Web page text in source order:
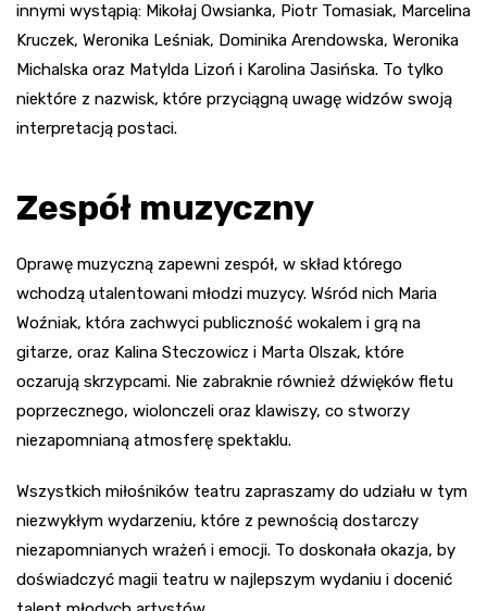
innymi wystąpią: Mikołaj Owsianka, Piotr Tomasiak, Marcelina
Kruczek, Weronika Leśniak, Dominika Arendowska, Weronika
Michalska oraz Matylda Lizoń i Karolina Jasińska. To tylko
niektóre z nazwisk, które przyciągną uwagę widzów swoją
interpretacją postaci.
Zespół muzyczny
Oprawę muzyczną zapewni zespół, w skład którego
wchodzą utalentowani młodzi muzycy. Wśród nich Maria
Woźniak, która zachwyci publiczność wokalem i grą na
gitarze, oraz Kalina Steczowicz i Marta Olszak, które
oczarują skrzypcami. Nie zabraknie również dźwięków fletu
poprzecznego, wiolonczeli oraz klawiszy, co stworzy
niezapomnianą atmosferę spektaklu.
Wszystkich miłośników teatru zapraszamy do udziału w tym
niezwykłym wydarzeniu, które z pewnością dostarczy
niezapomnianych wrażeń i emocji. To doskonała okazja, by
doświadczyć magii teatru w najlepszym wydaniu i docenić